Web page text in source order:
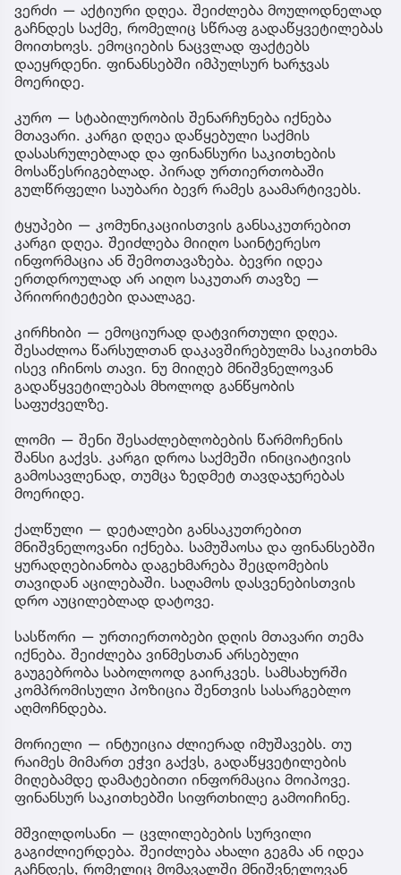
ვერძი — აქტიური დღეა. შეიძლება მოულოდნელად
გაჩნდეს საქმე, რომელიც სწრაფ გადაწყვეტილებას
მოითხოვს. ემოციების ნაცვლად ფაქტებს
დაეყრდენი. ფინანსებში იმპულსურ ხარჯვას
მოერიდე.
კურო — სტაბილურობის შენარჩუნება იქნება
მთავარი. კარგი დღეა დაწყებული საქმის
დასასრულებლად და ფინანსური საკითხების
მოსაწესრიგებლად. პირად ურთიერთობაში
გულწრფელი საუბარი ბევრ რამეს გაამარტივებს.
ტყუპები — კომუნიკაციისთვის განსაკუთრებით
კარგი დღეა. შეიძლება მიიღო საინტერესო
ინფორმაცია ან შემოთავაზება. ბევრი იდეა
ერთდროულად არ აიღო საკუთარ თავზე —
პრიორიტეტები დაალაგე.
კირჩხიბი — ემოციურად დატვირთული დღეა.
შესაძლოა წარსულთან დაკავშირებულმა საკითხმა
ისევ იჩინოს თავი. ნუ მიიღებ მნიშვნელოვან
გადაწყვეტილებას მხოლოდ განწყობის
საფუძველზე.
ლომი — შენი შესაძლებლობების წარმოჩენის
შანსი გაქვს. კარგი დროა საქმეში ინიციატივის
გამოსავლენად, თუმცა ზედმეტ თავდაჯერებას
მოერიდე.
ქალწული — დეტალები განსაკუთრებით
მნიშვნელოვანი იქნება. სამუშაოსა და ფინანსებში
ყურადღებიანობა დაგეხმარება შეცდომების
თავიდან აცილებაში. საღამოს დასვენებისთვის
დრო აუცილებლად დატოვე.
სასწორი — ურთიერთობები დღის მთავარი თემა
იქნება. შეიძლება ვინმესთან არსებული
გაუგებრობა საბოლოოდ გაირკვეს. სამსახურში
კომპრომისული პოზიცია შენთვის სასარგებლო
აღმოჩნდება.
მორიელი — ინტუიცია ძლიერად იმუშავებს. თუ
რაიმეს მიმართ ეჭვი გაქვს, გადაწყვეტილების
მიღებამდე დამატებითი ინფორმაცია მოიპოვე.
ფინანსურ საკითხებში სიფრთხილე გამოიჩინე.
მშვილდოსანი — ცვლილებების სურვილი
გაგიძლიერდება. შეიძლება ახალი გეგმა ან იდეა
გაჩნდეს, რომელიც მომავალში მნიშვნელოვან